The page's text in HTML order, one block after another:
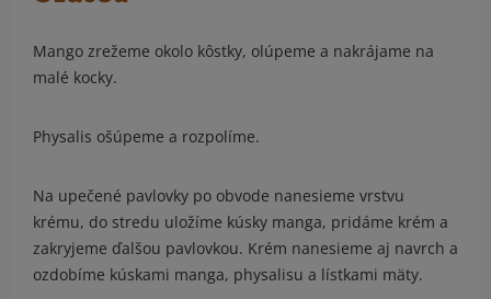
Mango zrežeme okolo kôstky, olúpeme a nakrájame na
malé kocky.
Physalis ošúpeme a rozpolíme.
Na upečené pavlovky po obvode nanesieme vrstvu
krému, do stredu uložíme kúsky manga, pridáme krém a
zakryjeme ďalšou pavlovkou. Krém nanesieme aj navrch a
ozdobíme kúskami manga, physalisu a lístkami mäty.